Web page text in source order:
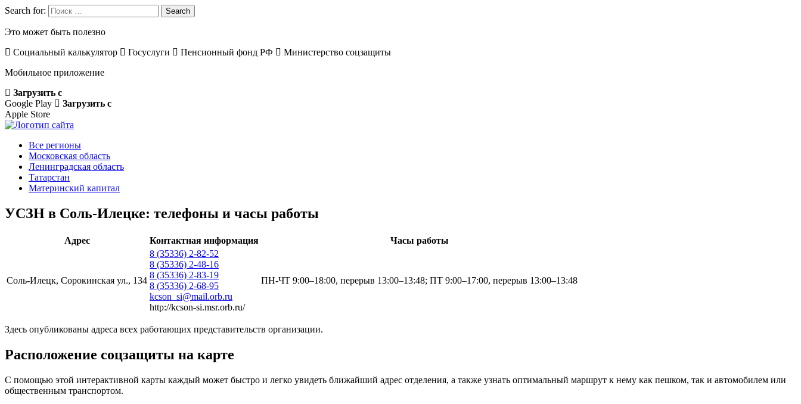
Search for: Search
Это может быть полезно
Социальный калькулятор
Госуслуги Пенсионный фонд РФ
Министерство соцзащиты
Мобильное приложение
Загрузить с
Google Play
Загрузить с
Apple Store
Все регионы
Московская область
Ленинградская область
Татарстан
Материнский капитал
УСЗН в Соль-Илецке: телефоны и часы работы
Адрес Контактная информация Часы работы
Соль-Илецк, Сорокинская ул., 134
8 (35336) 2-82-52
8 (35336) 2-48-16
8 (35336) 2-83-19
8 (35336) 2-68-95
kcson_si@mail.orb.ru
http://kcson-si.msr.orb.ru/
ПН-ЧТ 9:00–18:00, перерыв 13:00–13:48; ПТ 9:00–17:00, перерыв 13:00–13:48
Здесь опубликованы адреса всех работающих представительств организации.
Расположение соцзащиты на карте
С помощью этой интерактивной карты каждый может быстро и легко увидеть ближайший адрес отделения, а также узнать оптимальный маршрут к нему как пешком, так и автомобилем или
общественным транспортом.